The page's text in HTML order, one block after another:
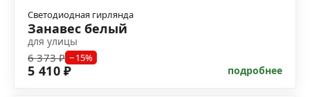
Светодиодная гирлянда
Занавес белый
для улицы
6 373 ₽ −15%
5 410 ₽ подробнее